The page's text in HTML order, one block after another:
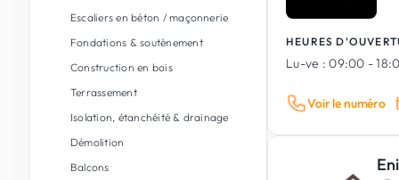
Escaliers en béton / maçonnerie
Fondations & soutènement
Construction en bois
Terrassement
Isolation, étanchéité & drainage
Démolition
Balcons
HEURES
Lu-ve : 09:00 -
Voir le numéro